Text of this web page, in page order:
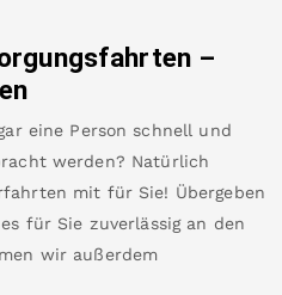
–
eine Person schnell und
werden? Natürlich
mit für Sie! Übergeben
für Sie zuverlässig an den
wir außerdem